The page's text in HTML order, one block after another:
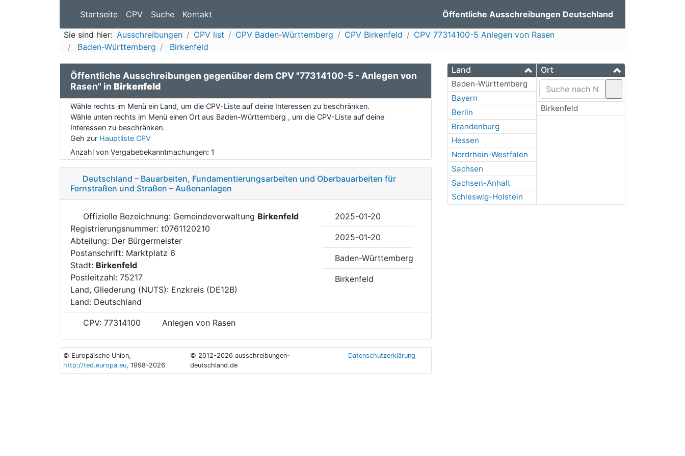
Startseite CPV Suche Kontakt Öffentliche Ausschreibungen Deutschland
Sie sind hier: Ausschreibungen CPV list CPV Baden-Württemberg CPV Birkenfeld
CPV 77314100-5 Anlegen von Rasen
Baden-Württemberg
Birkenfeld
Land
Baden-Württemberg
Bayern
Berlin
Brandenburg
Hessen
Nordrhein-Westfalen
Sachsen
Sachsen-Anhalt
Schleswig-Holstein
Ort
Birkenfeld
Öffentliche Ausschreibungen gegenüber dem CPV "77314100-5 - Anlegen von
Rasen" in Birkenfeld
Wähle rechts im Menü ein Land, um die CPV-Liste auf deine Interessen zu beschränken.
Wähle unten rechts im Menü einen Ort aus Baden-Württemberg , um die CPV-Liste auf deine
Interessen zu beschränken.
Geh zur Hauptliste CPV
Anzahl von Vergabebekanntmachungen: 1
Deutschland – Bauarbeiten, Fundamentierungsarbeiten und Oberbauarbeiten für
Fernstraßen und Straßen – Außenanlagen
Offizielle Bezeichnung: Gemeindeverwaltung Birkenfeld
Registrierungsnummer: t0761120210
Abteilung: Der Bürgermeister
Postanschrift: Marktplatz 6
Stadt: Birkenfeld
Postleitzahl: 75217
Land, Gliederung (NUTS): Enzkreis (DE12B)
Land: Deutschland
2025-01-20
2025-01-20
Baden-Württemberg
Birkenfeld
CPV: 77314100 Anlegen von Rasen
© Europäische Union,
http://ted.europa.eu, 1998–2026
© 2012-2026 ausschreibungen-
deutschland.de
Datenschutzerklärung